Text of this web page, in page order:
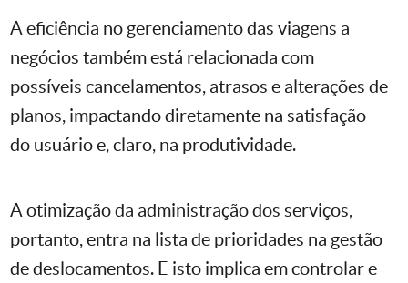
A eficiência no gerenciamento das viagens a
negócios também está relacionada com
possíveis cancelamentos, atrasos e alterações de
planos, impactando diretamente na satisfação
do usuário e, claro, na produtividade.
A otimização da administração dos serviços,
portanto, entra na lista de prioridades na gestão
de deslocamentos. E isto implica em controlar e